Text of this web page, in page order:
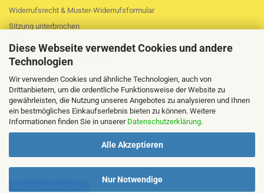
Diese Webseite verwendet Cookies und andere
Technologien
Wir verwenden Cookies und ähnliche Technologien, auch von
Drittanbietern, um die ordentliche Funktionsweise der Website zu
gewährleisten, die Nutzung unseres Angebotes zu analysieren und Ihnen
ein bestmögliches Einkaufserlebnis bieten zu können. Weitere
Informationen finden Sie in unserer Datenschutzerklärung.
Alle Akzeptieren
Nur Notwendige
Widerrufsrecht & Muster-Widerrufsformular
Sitzung unterbrochen
AGB
Privatsphäre und Datenschutz
Callback Service
Cookie Einstellungen